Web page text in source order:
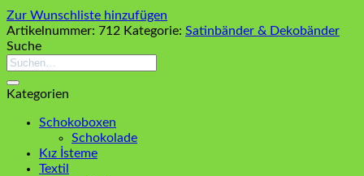
Zur Wunschliste hinzufügen
Artikelnummer: 712 Kategorie: Satinbänder & Dekobänder
Suche
Suchen
Kategorien
Schokoboxen
Schokolade
Kız İsteme
Textil